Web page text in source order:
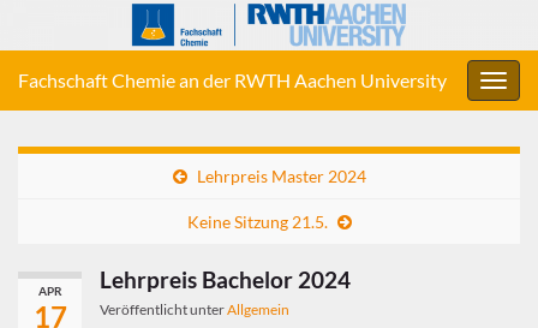
Fachschaft Chemie an der RWTH Aachen University
Lehrpreis Master 2024
Keine Sitzung 21.5.
APR
17
Lehrpreis Bachelor 2024
Veröffentlicht unterAllgemein